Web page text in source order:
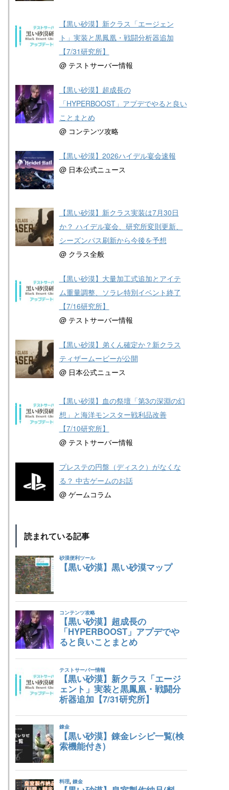
【黒い砂漠】新クラス「エージェン
ト」実装と黒鳳凰・戦闘分析器追加
【7/31研究所】
@ テストサーバー情報
【黒い砂漠】超成長の
「HYPERBOOST」アプデでやると良い
ことまとめ
@ コンテンツ攻略
【黒い砂漠】2026ハイデル宴会速報
@ 日本公式ニュース
【黒い砂漠】新クラス実装は7月30日
か？ ハイデル宴会、研究所変則更新、
シーズンパス刷新から今後を予想
@ クラス全般
【黒い砂漠】大量加工式追加とアイテ
ム重量調整、ソラレ特別イベント終了
【7/16研究所】
@ テストサーバー情報
【黒い砂漠】弟くん確定か？新クラス
ティザームービーが公開
@ 日本公式ニュース
【黒い砂漠】血の祭壇「第3の深淵の幻
想」と海洋モンスター戦利品改善
【7/10研究所】
@ テストサーバー情報
プレステの円盤（ディスク）がなくな
る？ 中古ゲームのお話
@ ゲームコラム
読まれている記事